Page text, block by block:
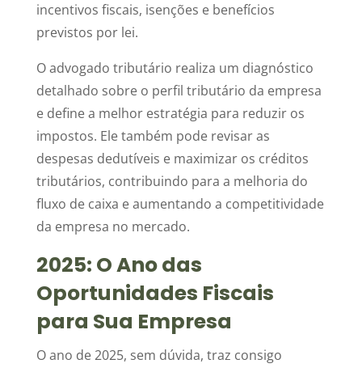
incentivos fiscais, isenções e benefícios
previstos por lei.
O advogado tributário realiza um diagnóstico
detalhado sobre o perfil tributário da empresa
e define a melhor estratégia para reduzir os
impostos. Ele também pode revisar as
despesas dedutíveis e maximizar os créditos
tributários, contribuindo para a melhoria do
fluxo de caixa e aumentando a competitividade
da empresa no mercado.
2025: O Ano das
Oportunidades Fiscais
para Sua Empresa
O ano de 2025, sem dúvida, traz consigo